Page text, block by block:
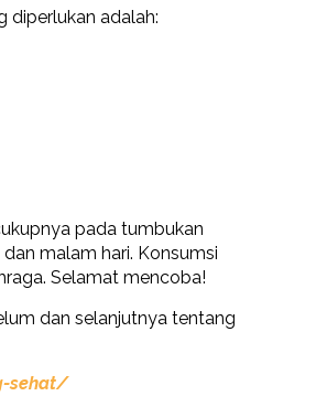
diperlukan adalah:
pada tumbukan
malam hari. Konsumsi
Selamat mencoba!
dan selanjutnya tentang
sehat/